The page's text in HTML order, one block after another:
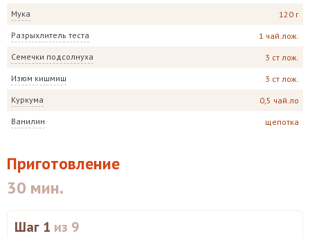
Мука 120 г
Разрыхлитель теста 1 чай.лож.
Семечки подсолнуха 3 ст лож.
Изюм кишмиш 3 ст лож.
Куркума 0,5 чай.ло
Ванилин щепотка
Приготовление
30 мин.
Шаг 1 из 9